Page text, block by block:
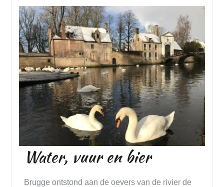
Water, vuur en bier
Brugge ontstond aan de oevers van de rivier de